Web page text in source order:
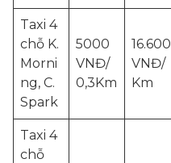
Taxi 4
chỗ K.
Morni
ng, C.
Spark
5000
VNĐ/
0,3Km
16.600
VNĐ/
Km
Taxi 4
chỗ